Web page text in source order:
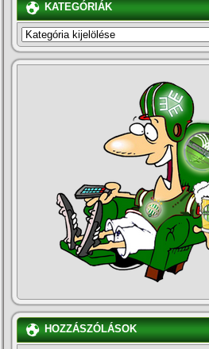
KATEGÓRIÁK
KATEGÓRIÁK
HOZZÁSZÓLÁSOK